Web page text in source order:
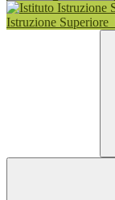
Istruzione Superiore